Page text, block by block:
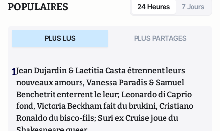
POPULAIRES 24 Heures 7 Jours
PLUS LUS PLUS PARTAGES
1Jean Dujardin & Laetitia Casta étrennent leurs
nouveaux amours, Vanessa Paradis & Samuel
Benchetrit enterrent le leur; Leonardo di Caprio
fond, Victoria Beckham fait du brukini, Cristiano
Ronaldo du bisco-fils; Suri ex Cruise joue du